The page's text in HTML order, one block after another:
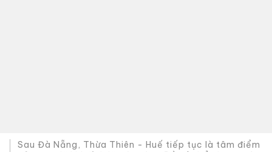
năng ảnh hưởng trực tiếp tới Trung Bộ trong